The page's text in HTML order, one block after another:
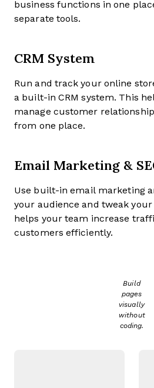
business functions in one
separate tools.
CRM System
Run and track your online
a built-in CRM system. This
manage customer
from one place.
Email Marketing &
Use built-in email marketing
your audience and tweak your
helps your team increase
customers efficiently.
Build
pages
visually
without
coding.